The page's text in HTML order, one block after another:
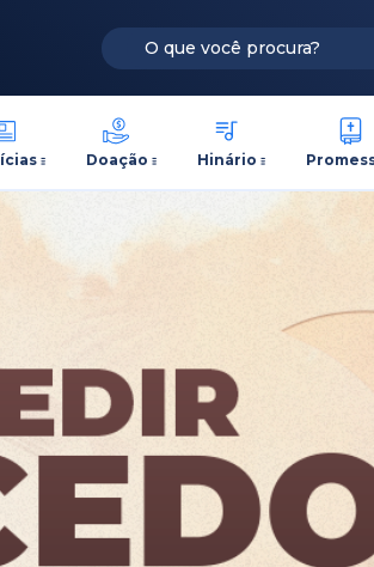
Doação Hinário